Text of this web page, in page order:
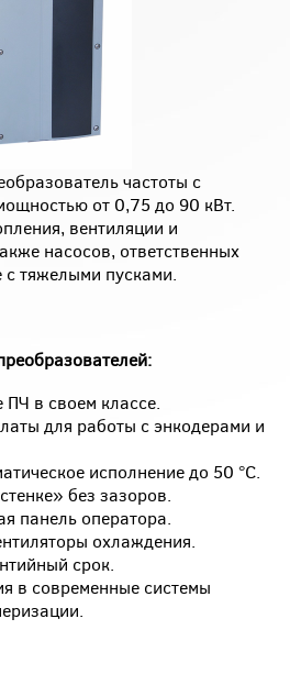
частоты с
от 0,75 до 90 кВт.
вентиляции и
насосов, ответственных
тяжелыми пусками.
в своем классе.
для работы с энкодерами и
исполнение до 50 °С.
без зазоров.
панель оператора.
охлаждения.
срок.
в современные системы